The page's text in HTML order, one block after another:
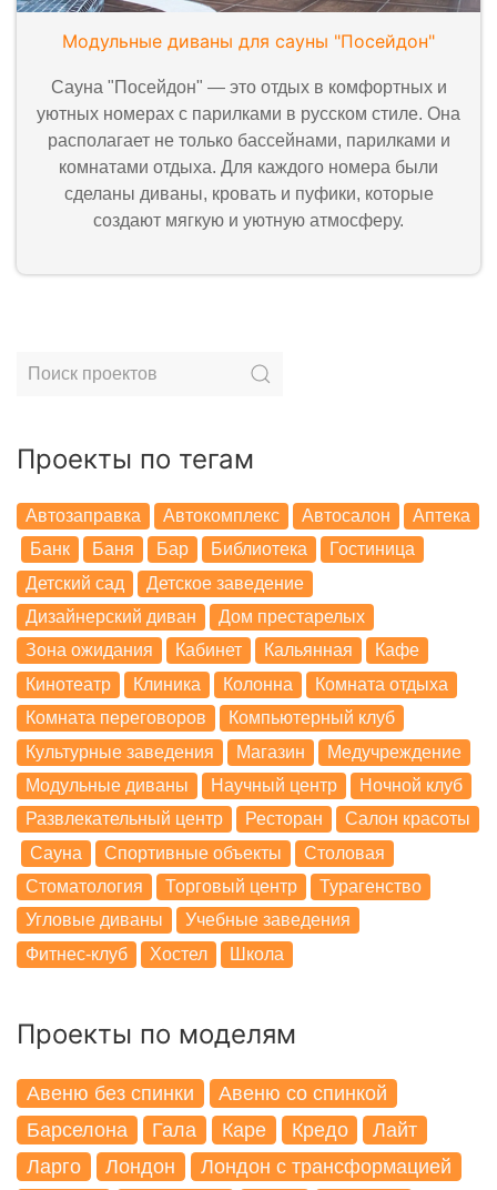
Модульные диваны для сауны "Посейдон"
Сауна "Посейдон" — это отдых в комфортных и
уютных номерах с парилками в русском стиле. Она
располагает не только бассейнами, парилками и
комнатами отдыха. Для каждого номера были
сделаны диваны, кровать и пуфики, которые
создают мягкую и уютную атмосферу.
Проекты по тегам
Автозаправка Автокомплекс Автосалон
Аптека
Банк
Баня Бар Библиотека
Гостиница
Детский сад
Детское заведение
Дизайнерский диван
Дом престарелых
Зона ожидания
Кабинет Кальянная
Кафе
Кинотеатр
Клиника Колонна
Комната отдыха
Комната переговоров
Компьютерный клуб
Культурные заведения
Магазин
Медучреждение
Модульные диваны
Научный центр
Ночной клуб
Развлекательный центр
Ресторан
Салон красоты
Сауна
Спортивные объекты
Столовая
Стоматология
Торговый центр
Турагенство
Угловые диваны
Учебные заведения
Фитнес-клуб
Хостел Школа
Проекты по моделям
Авеню без спинки
Авеню со спинкой
Барселона
Гала Каре Кредо
Лайт
Ларго
Лондон
Лондон с трансформацией